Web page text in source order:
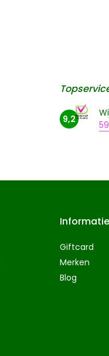
9,2
Informatie
Giftcard
Merken
Blog